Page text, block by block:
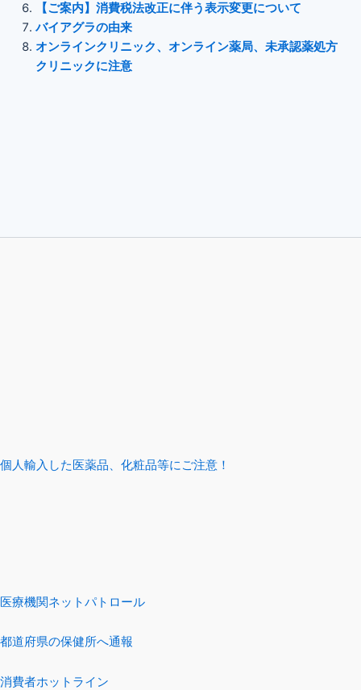
【ご案内】消費税法改正に伴う表示変更について
バイアグラの由来
オンラインクリニック、オンライン薬局、未承認薬処方
クリニックに注意
個人輸入した医薬品、化粧品等にご注意！
医療機関ネットパトロール
都道府県の保健所へ通報
消費者ホットライン